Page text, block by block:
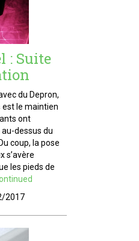
: Suite
du Depron,
le maintien
ont
dessus du
coup, la pose
s’avère
les pieds de
2017